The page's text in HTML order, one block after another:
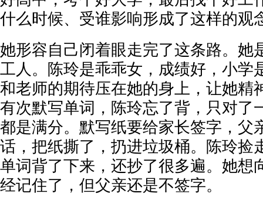
什么时候、受谁影响形成了这样的观
她形容自己闭着眼走完了这条路。她
工人。陈玲是乖乖女，成绩好，小学
和老师的期待压在她的身上，让她精
有次默写单词，陈玲忘了背，只对了
都是满分。默写纸要给家长签字，父
话，把纸撕了，扔进垃圾桶。陈玲捡
单词背了下来，还抄了很多遍。她想
经记住了，但父亲还是不签字。